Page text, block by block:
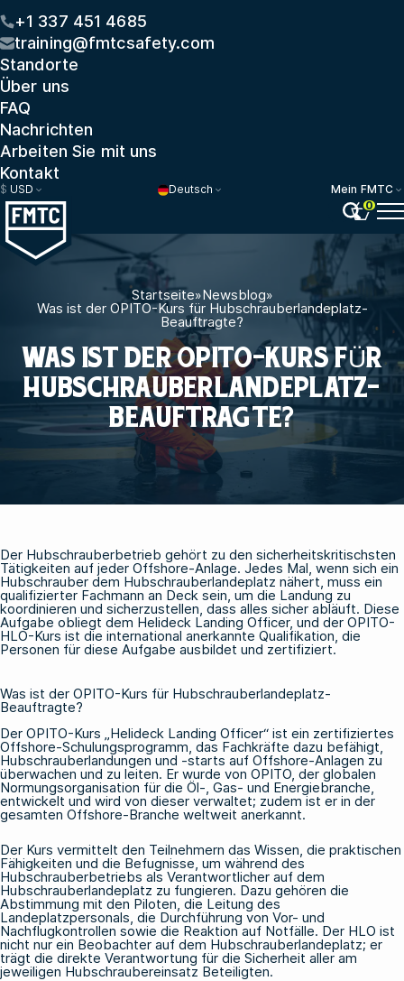
+1 337 451 4685
training@fmtcsafety.com
Standorte
Über uns
FAQ
Nachrichten
Arbeiten Sie mit uns
Kontakt
$ USD Deutsch
Mein FMTC
0
Startseite»Newsblog»
Was ist der OPITO-Kurs für Hubschrauberlandeplatz-
Beauftragte?
WAS IST DER OPITO-KURS FÜR
HUBSCHRAUBERLANDEPLATZ-
BEAUFTRAGTE?
Der Hubschrauberbetrieb gehört zu den sicherheitskritischsten
Tätigkeiten auf jeder Offshore-Anlage. Jedes Mal, wenn sich ein
Hubschrauber dem Hubschrauberlandeplatz nähert, muss ein
qualifizierter Fachmann an Deck sein, um die Landung zu
koordinieren und sicherzustellen, dass alles sicher abläuft. Diese
Aufgabe obliegt dem Helideck Landing Officer, und der OPITO-
HLO-Kurs ist die international anerkannte Qualifikation, die
Personen für diese Aufgabe ausbildet und zertifiziert.
Was ist der OPITO-Kurs für Hubschrauberlandeplatz-
Beauftragte?
Der OPITO-Kurs „Helideck Landing Officer“ ist ein zertifiziertes
Offshore-Schulungsprogramm , das Fachkräfte dazu befähigt,
Hubschrauberlandungen und -starts auf Offshore-Anlagen zu
überwachen und zu leiten. Er wurde von OPITO, der globalen
Normungsorganisation für die Öl-, Gas- und Energiebranche,
entwickelt und wird von dieser verwaltet; zudem ist er in der
gesamten Offshore-Branche weltweit anerkannt.
Der Kurs vermittelt den Teilnehmern das Wissen, die praktischen
Fähigkeiten und die Befugnisse, um während des
Hubschrauberbetriebs als Verantwortlicher auf dem
Hubschrauberlandeplatz zu fungieren. Dazu gehören die
Abstimmung mit den Piloten, die Leitung des
Landeplatzpersonals, die Durchführung von Vor- und
Nachflugkontrollen sowie die Reaktion auf Notfälle. Der HLO ist
nicht nur ein Beobachter auf dem Hubschrauberlandeplatz; er
trägt die direkte Verantwortung für die Sicherheit aller am
jeweiligen Hubschraubereinsatz Beteiligten.